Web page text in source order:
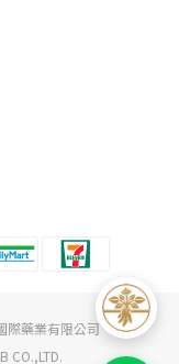
藥業有限公司
CO.,LTD.